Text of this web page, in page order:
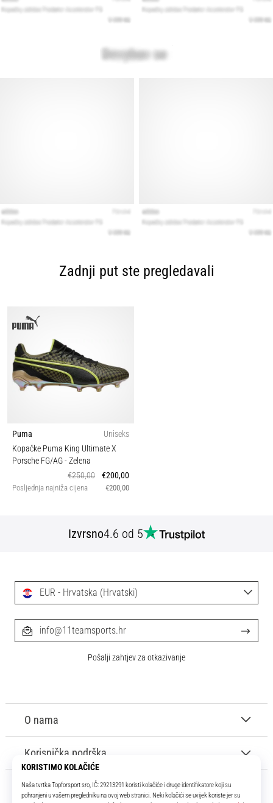
Zadnji put ste pregledavali
Puma
Uniseks
Kopačke Puma King Ultimate X
Porsche FG/AG- Zelena
€250,00
€200,00
Posljednja najniža cijena €200,00
Izvrsno4.6 od 5
O nama
Korisnička podrška
EUR - Hrvatska (Hrvatski)
info@11teamsports.hr
Pošalji zahtjev za otkazivanje